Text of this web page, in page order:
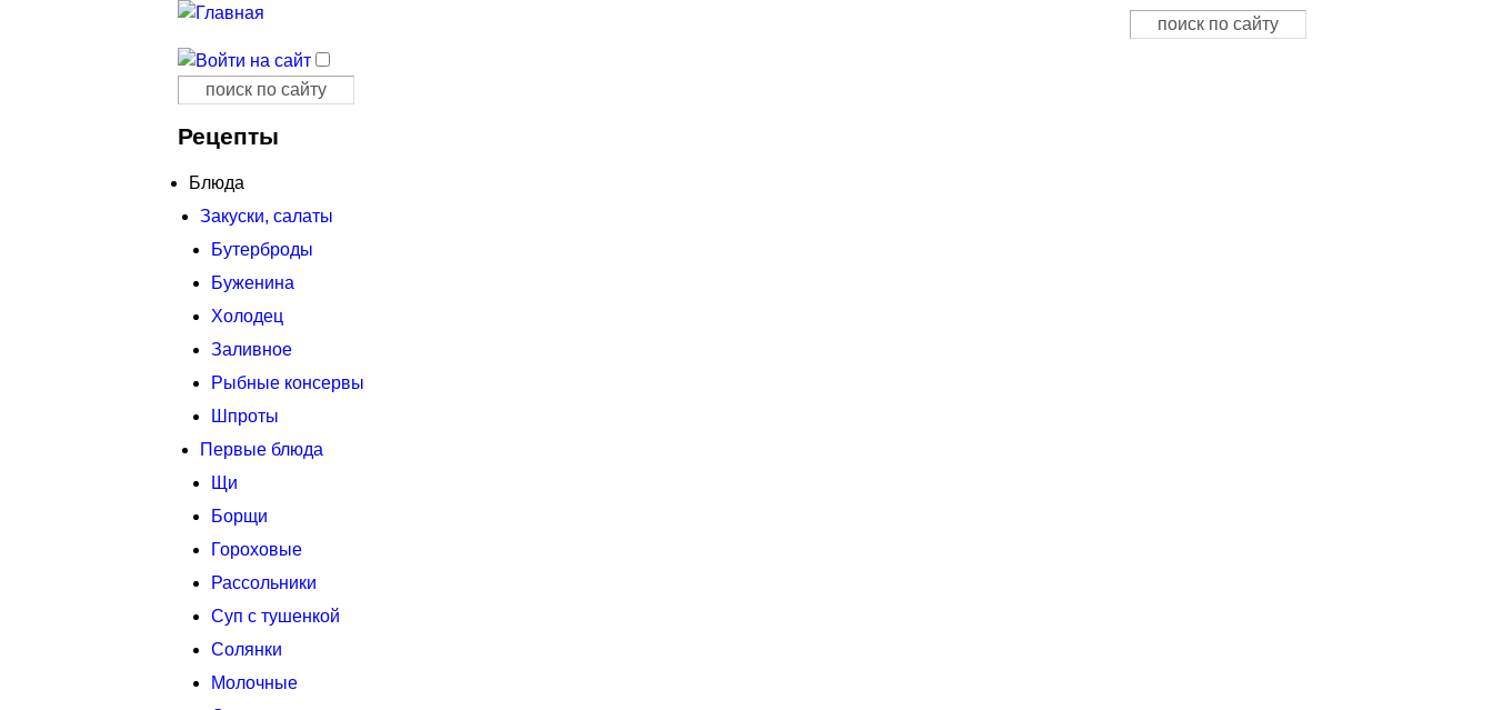
Форма поиска
Поиск
Форма поиска
Поиск
Рецепты
Блюда
Закуски, салаты
Бутерброды
Буженина
Холодец
Заливное
Рыбные консервы
Шпроты
Первые блюда
Щи
Борщи
Гороховые
Рассольники
Суп с тушенкой
Солянки
Молочные